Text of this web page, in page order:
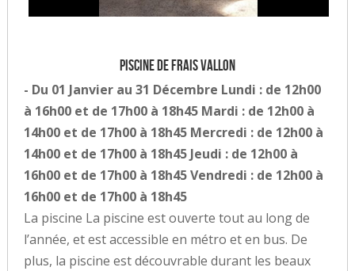
Piscine de Frais Vallon
- Du 01 Janvier au 31 Décembre Lundi : de 12h00
à 16h00 et de 17h00 à 18h45 Mardi : de 12h00 à
14h00 et de 17h00 à 18h45 Mercredi : de 12h00 à
14h00 et de 17h00 à 18h45 Jeudi : de 12h00 à
16h00 et de 17h00 à 18h45 Vendredi : de 12h00 à
16h00 et de 17h00 à 18h45
La piscine La piscine est ouverte tout au long de
l’année, et est accessible en métro et en bus. De
plus, la piscine est découvrable durant les beaux